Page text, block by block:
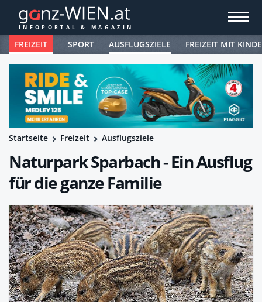
FREIZEIT SPORT AUSFLUGSZIELE FREIZEIT MIT
Startseite Freizeit Ausflugsziele
Naturpark Sparbach - Ein Ausflug
für die ganze Familie